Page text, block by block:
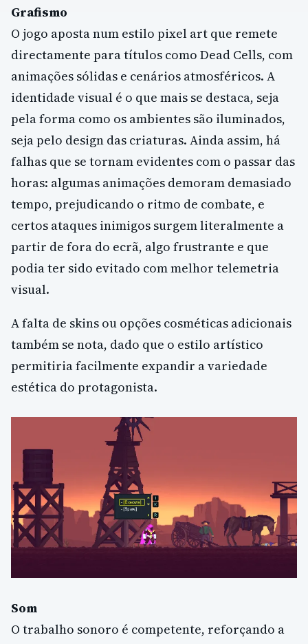
Grafismo
O jogo aposta num estilo pixel art que remete
directamente para títulos como Dead Cells, com
animações sólidas e cenários atmosféricos. A
identidade visual é o que mais se destaca, seja
pela forma como os ambientes são iluminados,
seja pelo design das criaturas. Ainda assim, há
falhas que se tornam evidentes com o passar das
horas: algumas animações demoram demasiado
tempo, prejudicando o ritmo de combate, e
certos ataques inimigos surgem literalmente a
partir de fora do ecrã, algo frustrante e que
podia ter sido evitado com melhor telemetria
visual.
A falta de skins ou opções cosméticas adicionais
também se nota, dado que o estilo artístico
permitiria facilmente expandir a variedade
estética do protagonista.
Som
O trabalho sonoro é competente, reforçando a